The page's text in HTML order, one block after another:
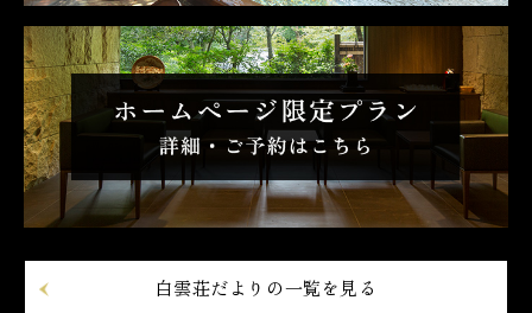
白雲荘だよりの一覧を見る